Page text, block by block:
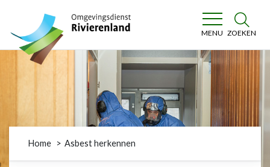
Omgevingsdienst Rivierenland
MENU ZOEKEN
Home Asbest herkennen